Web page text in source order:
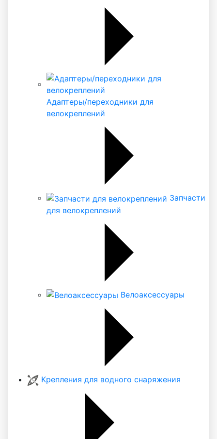
Адаптеры/переходники для
велокреплений
Запчасти
для велокреплений
Велоаксессуары
Крепления для водного снаряжения